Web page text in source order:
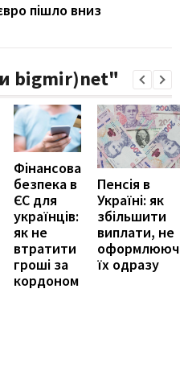
пішло вниз
bigmir)net"
Фінансова
безпека в
ЄС для
українців:
як не
втратити
гроші за
кордоном
Пенсія в
Україні: як
збільшити
виплати, не
їх одразу